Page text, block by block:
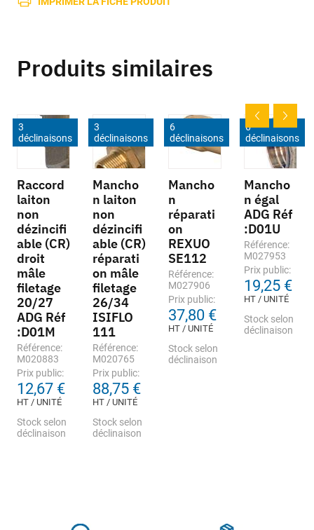
Produits similaires
3
déclinaisons
Raccord
laiton
non
dézincifi
able (CR)
droit
mâle
filetage
20/27
ADG Réf
:D01M
Référence:
M020883
Prix public:
12,67 €
HT / UNITÉ
Stock selon
déclinaison
3
déclinaisons
Mancho
n laiton
non
dézincifi
able (CR)
réparati
on mâle
filetage
26/34
ISIFLO
111
Référence:
M020765
Prix public:
88,75 €
HT / UNITÉ
Stock selon
déclinaison
6
déclinaisons
Mancho
n
réparati
on
REXUO
SE112
Référence:
M027906
Prix public:
37,80 €
HT / UNITÉ
Stock selon
déclinaison
6
déclinaisons
Mancho
n égal
ADG Réf
:D01U
Référence:
M027953
Prix public:
19,25 €
HT / UNITÉ
Stock selon
déclinaison